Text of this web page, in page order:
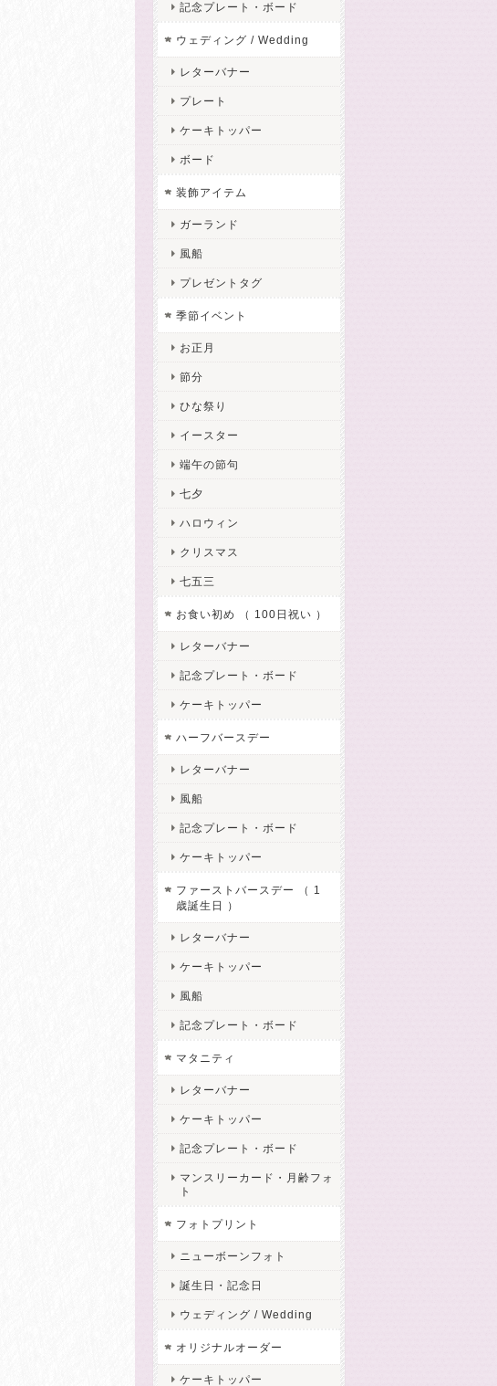
記念プレート・ボード
ウェディング / Wedding
レターバナー
プレート
ケーキトッパー
ボード
装飾アイテム
ガーランド
風船
プレゼントタグ
季節イベント
お正月
節分
ひな祭り
イースター
端午の節句
七夕
ハロウィン
クリスマス
七五三
お食い初め （ 100日祝い ）
レターバナー
記念プレート・ボード
ケーキトッパー
ハーフバースデー
レターバナー
風船
記念プレート・ボード
ケーキトッパー
ファーストバースデー （ 1
歳誕生日 ）
レターバナー
ケーキトッパー
風船
記念プレート・ボード
マタニティ
レターバナー
ケーキトッパー
記念プレート・ボード
マンスリーカード・月齢フォ
ト
フォトプリント
ニューボーンフォト
誕生日・記念日
ウェディング / Wedding
オリジナルオーダー
ケーキトッパー